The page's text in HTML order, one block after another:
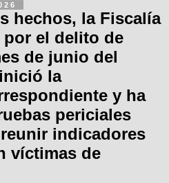
hechos, la Fiscalía
el delito de
de junio del
la
y ha
periciales
indicadores
víctimas de